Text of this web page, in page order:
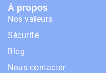
À propos
Nos valeurs
Sécurité
Blog
Nous contacter